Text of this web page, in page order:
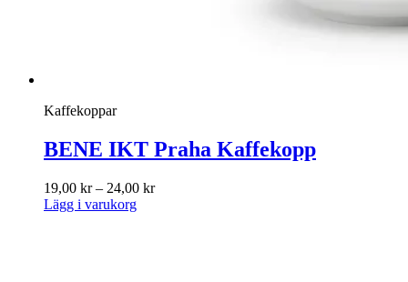
Kaffekoppar
BENE IKT Praha Kaffekopp
19,00 kr – 24,00 krPrisintervall:
Lägg i varukorgDen